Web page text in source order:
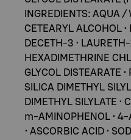
INGREDIENTS: AQUA /
CETEARYL ALCOHOL •
DECETH-3 •
HEXADIMETHRINE
GLYCOL DISTEARATE
SILICA DIMETHYL
DIMETHYL SILYLATE •
m-AMINOPHENOL •
• ASCORBIC ACID •